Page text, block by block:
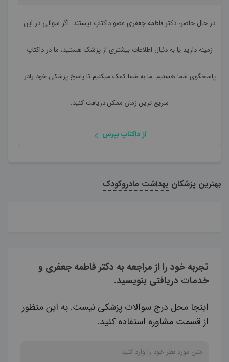
در حال حاضر، دکتر فاطمه جعفریعضو داکتاپ نیستند. اگر سوالی در این
زمینه دارید یا به دنبال اطلاعات بیشتری از پزشک هستید، ما در داکتاپ
پاسخگوی شما هستیم. ما به شما کمک میکنیم تا پاسخ پزشکی خود رادر
سریع ترین زمان ممکن دریافت کنید.
از داکتاپ بپرس
بهترین پزشکان بهداشت مادروکودک
تجربه خود را از مراجعه به دکتر فاطمه جعفری و
خدمات دریافتی بنویسید.
اینجا محل درج سوالات پزشکی نیست. به این منظور
از قسمت مشاوره استفاده کنید.